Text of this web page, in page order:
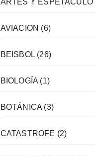
AVIACION (6)
BEISBOL(26)
BIOLOGÍA (1)
BOTÁNICA (3)
CATASTROFE (2)